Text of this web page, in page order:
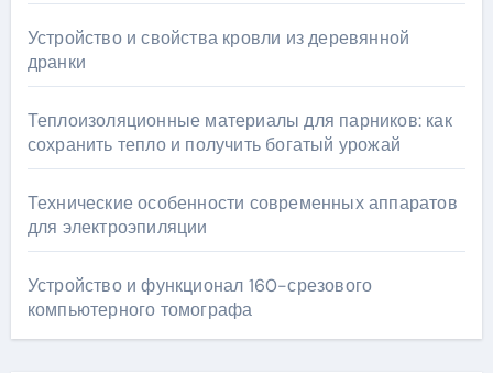
Устройство и свойства кровли из деревянной
дранки
Теплоизоляционные материалы для парников: как
сохранить тепло и получить богатый урожай
Технические особенности современных аппаратов
для электроэпиляции
Устройство и функционал 160-срезового
компьютерного томографа